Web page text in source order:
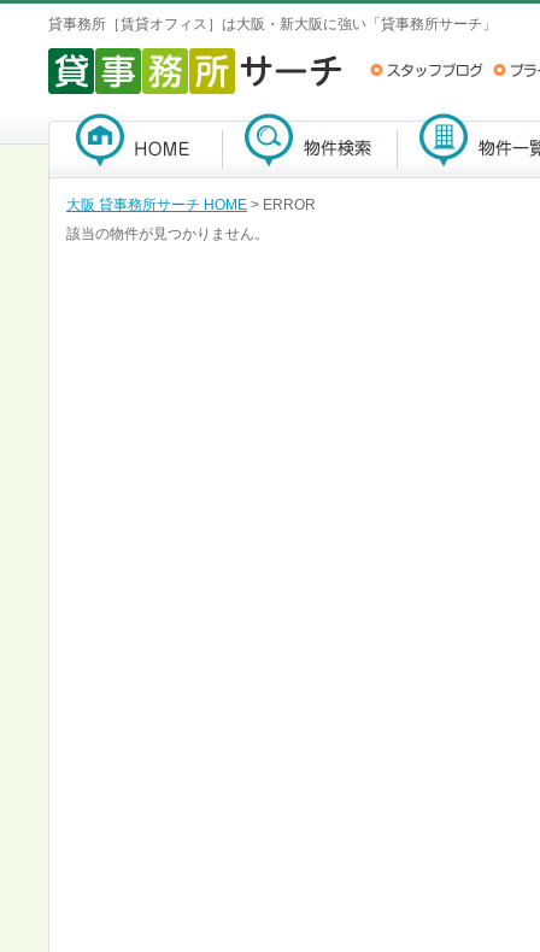
貸事務所［賃貸オフィス］は大阪・新大阪に強い「貸事務所サーチ」
大阪 貸事務所サーチ HOME > ERROR
該当の物件が見つかりません。